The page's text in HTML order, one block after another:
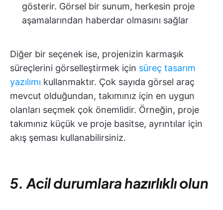
gösterir. Görsel bir sunum, herkesin proje
aşamalarından haberdar olmasını sağlar
Diğer bir seçenek ise, projenizin karmaşık
süreçlerini görselleştirmek için süreç tasarım
yazılımı kullanmaktır. Çok sayıda görsel araç
mevcut olduğundan, takımınız için en uygun
olanları seçmek çok önemlidir. Örneğin, proje
takımınız küçük ve proje basitse, ayrıntılar için
akış şeması kullanabilirsiniz.
5. Acil durumlara hazırlıklı olun